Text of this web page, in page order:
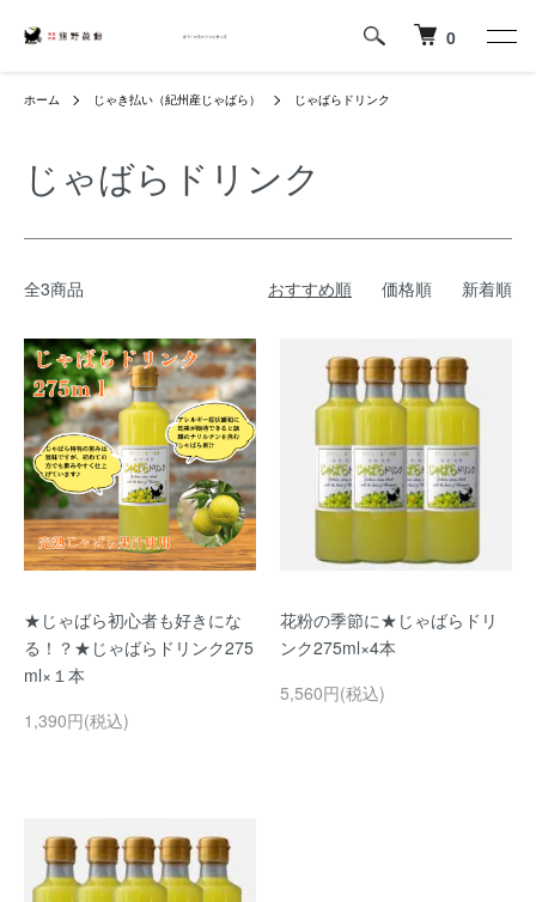
0
ホーム じゃき払い（紀州産じゃばら） じゃばらドリンク
じゃばらドリンク
全3商品 おすすめ順 価格順 新着順
★じゃばら初心者も好きにな
る！？★じゃばらドリンク275
ml×１本
1,390円(税込)
花粉の季節に★じゃばらドリ
ンク275ml×4本
5,560円(税込)